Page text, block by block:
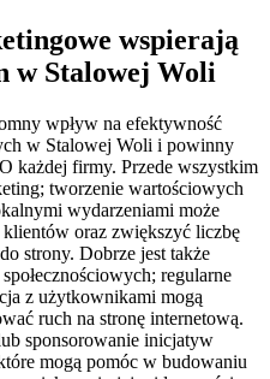
wspierają
w Stalowej Woli
wpływ na efektywność
w Stalowej Woli i powinny
każdej firmy. Przede wszystkim
tworzenie wartościowych
wydarzeniami może
oraz zwiększyć liczbę
strony. Dobrze jest także
regularne
z użytkownikami mogą
ruch na stronę internetową.
sponsorowanie inicjatyw
mogą pomóc w budowaniu